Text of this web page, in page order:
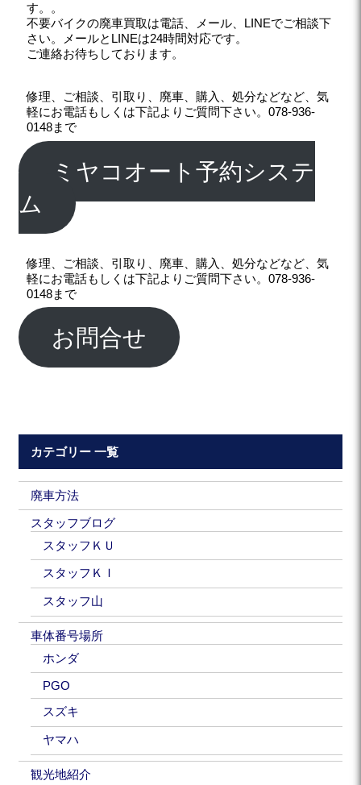
す。。
不要バイクの廃車買取は電話、メール、LINEでご相談下
さい。メールとLINEは24時間対応です。
ご連絡お待ちしております。
修理、ご相談、引取り、廃車、購入、処分などなど、気
軽にお電話もしくは下記よりご質問下さい。078-936-
0148まで
ミヤコオート予約システ
ム
修理、ご相談、引取り、廃車、購入、処分などなど、気
軽にお電話もしくは下記よりご質問下さい。078-936-
0148まで
お問合せ
カテゴリー 一覧
廃車方法
スタッフブログ
スタッフＫＵ
スタッフＫＩ
スタッフ山
車体番号場所
ホンダ
PGO
スズキ
ヤマハ
観光地紹介